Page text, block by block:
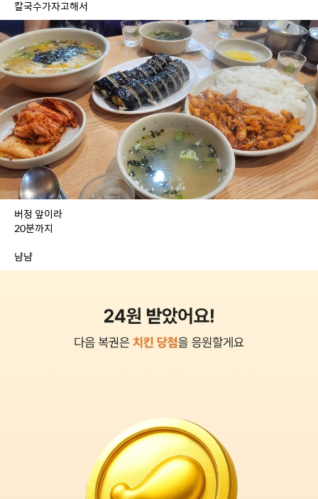
칼국수가자고해서
버정 앞이라
20분까지
냠냠